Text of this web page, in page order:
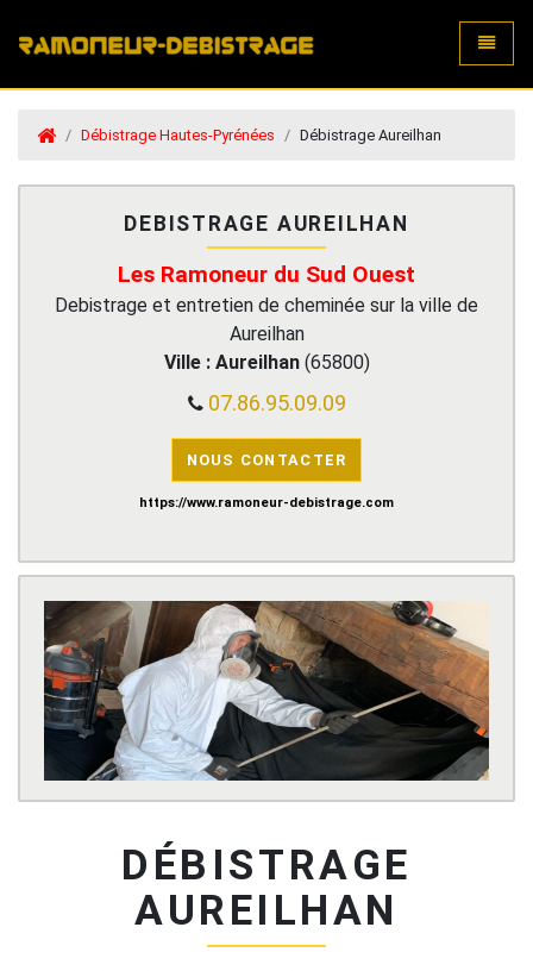
Débistrage Hautes-Pyrénées Débistrage Aureilhan
DEBISTRAGE AUREILHAN
Les Ramoneur du Sud Ouest
Debistrage et entretien de cheminée sur la ville de
Aureilhan
Ville : Aureilhan(65800)
07.86.95.09.09
NOUS CONTACTER
https://www.ramoneur-debistrage.com
DÉBISTRAGE
AUREILHAN